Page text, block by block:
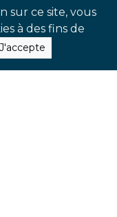
sur ce site, vous
à des fins de
J'accepte